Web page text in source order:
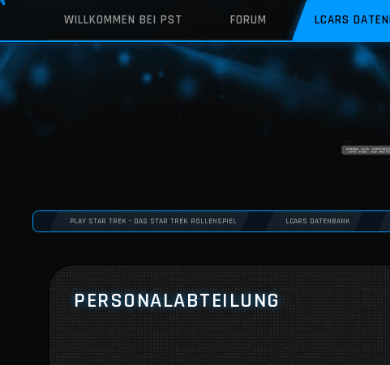
WILLKOMMEN BEI PST FORUM LCARS
PLAY STAR TREK - DAS STAR TREK ROLLENSPIEL LCARS DATENBANK
PERSONALABTEILUNG